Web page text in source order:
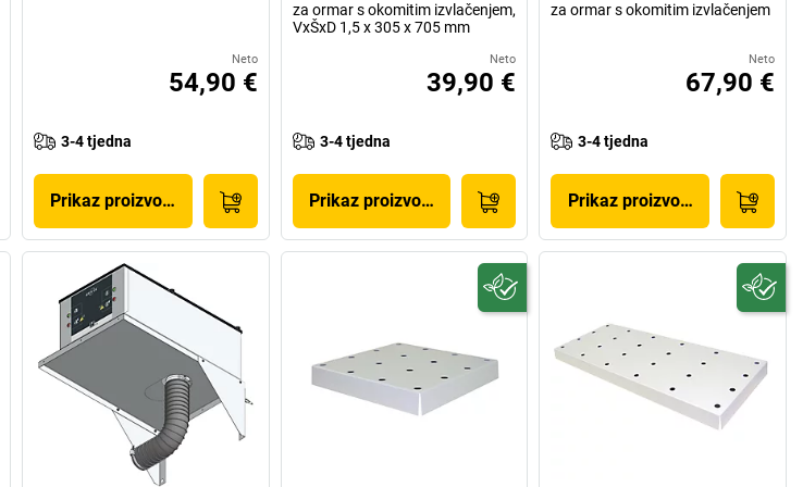
Neto
54,90 €
3-4 tjedna
Prikaz proizvoda
za ormar s okomitim izvlačenjem,
VxŠxD 1,5 x 305 x 705 mm
Neto
39,90 €
3-4 tjedna
Prikaz proizvoda
za ormar s okomitim izvlačenjem
Neto
67,90 €
3-4 tjedna
Prikaz proizvoda